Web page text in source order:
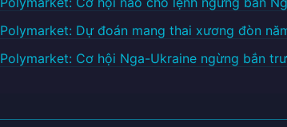
Polymarket: Dự đoán mang thai xương đòn
Polymarket: Cơ hội Nga-Ukraine ngừng bắn